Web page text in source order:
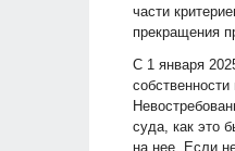
части
прекращения
С 1 января
суда, как это
на нее. Если